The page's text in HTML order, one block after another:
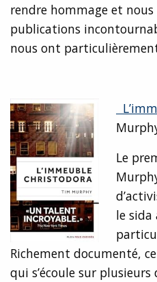
rendre hommage et
publications
nous ont
Le
le
Richement documenté,
qui s’écoule sur